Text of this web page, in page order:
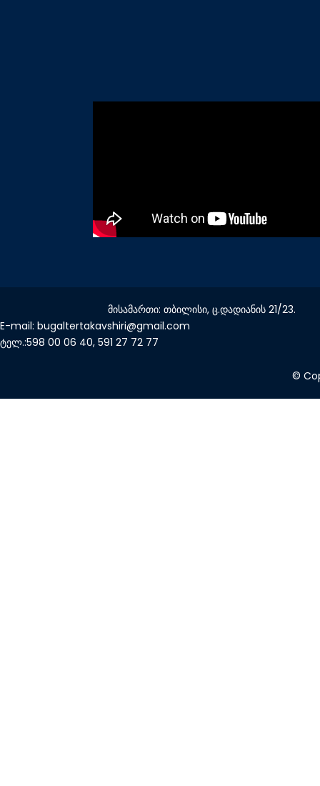
მისამართი: თბილისი, ც.დადიანის 21/23.
E-mail: bugaltertakavshiri@gmail.com
ტელ.:598 00 06 40, 591 27 72 77
©